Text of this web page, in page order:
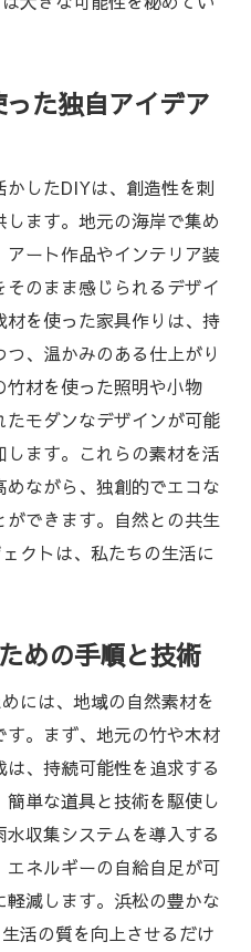
た独自アイデア
したDIYは、創造性を刺
ます。地元の海岸で集め
ート作品やインテリア装
のまま感じられるデザイ
を使った家具作りは、持
、温かみのある仕上がり
竹材を使った照明や小物
モダンなデザインが可能
ます。これらの素材を活
ながら、独創的でエコな
できます。自然との共生
クトは、私たちの生活に
めの手順と技術
には、地域の自然素材を
。まず、地元の竹や木材
、持続可能性を追求する
単な道具と技術を駆使し
収集システムを導入する
ネルギーの自給自足が可
減します。浜松の豊かな
活の質を向上させるだけ